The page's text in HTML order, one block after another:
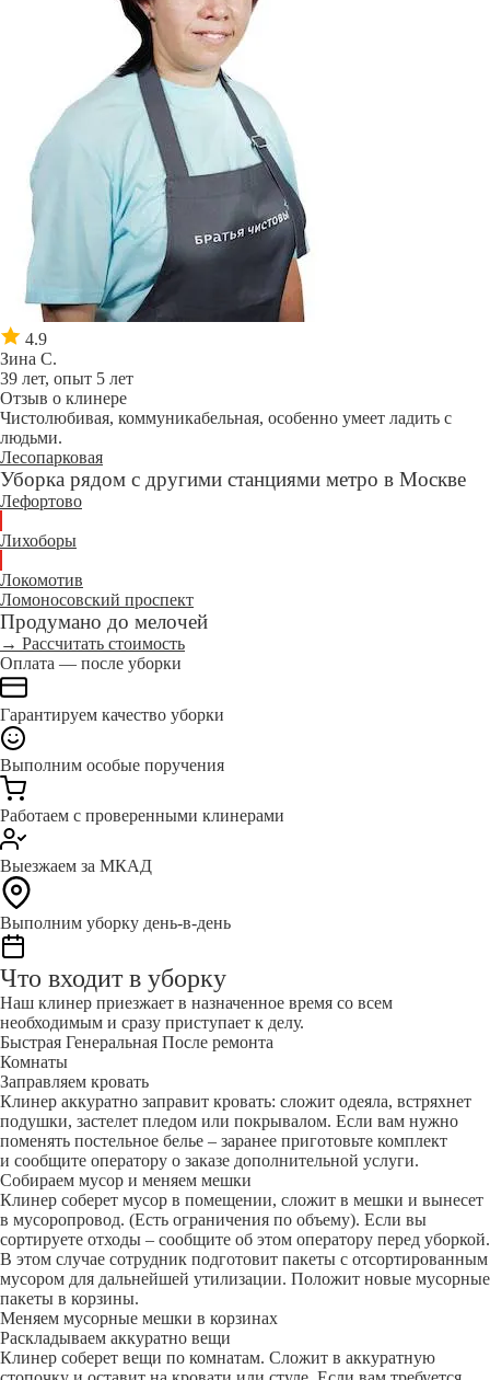
4.9
Зина С.
39 лет, опыт 5 лет
Отзыв о клинере
Чистолюбивая, коммуникабельная, особенно умеет ладить с
людьми.
Лесопарковая
Уборка рядом с другими станциями метро в Москве
Лефортово
Лихоборы
Локомотив
Ломоносовский проспект
Продумано до мелочей
→ Рассчитать стоимость
Оплата — после уборки
Гарантируем качество уборки
Выполним особые поручения
Работаем с проверенными клинерами
Выезжаем за МКАД
Выполним уборку день-в-день
Что входит в уборку
Наш клинер приезжает в назначенное время со всем
необходимым и сразу приступает к делу.
Быстрая Генеральная После ремонта
Комнаты
Заправляем кровать
Клинер аккуратно заправит кровать: сложит одеяла, встряхнет
подушки, застелет пледом или покрывалом. Если вам нужно
поменять постельное белье – заранее приготовьте комплект
и сообщите оператору о заказе дополнительной услуги.
Собираем мусор и меняем мешки
Клинер соберет мусор в помещении, сложит в мешки и вынесет
в мусоропровод. (Есть ограничения по объему). Если вы
сортируете отходы – сообщите об этом оператору перед уборкой.
В этом случае сотрудник подготовит пакеты с отсортированным
мусором для дальнейшей утилизации. Положит новые мусорные
пакеты в корзины.
Меняем мусорные мешки в корзинах
Раскладываем аккуратно вещи
Клинер соберет вещи по комнатам. Сложит в аккуратную